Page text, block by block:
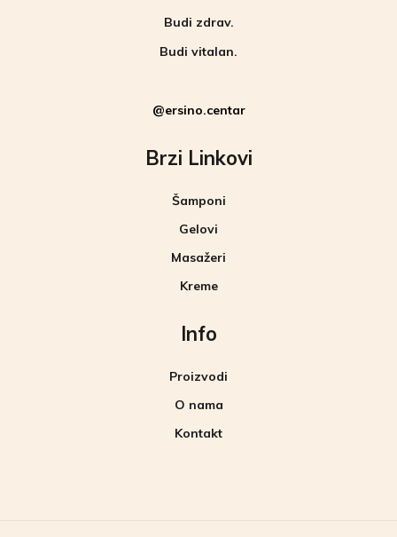
Budi zdrav.
Budi vitalan.
@ersino.centar
Brzi Linkovi
Šamponi
Gelovi
Masažeri
Kreme
Info
Proizvodi
O nama
Kontakt